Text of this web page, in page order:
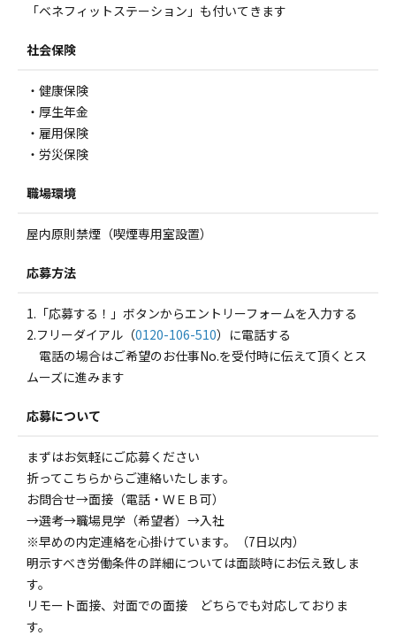
「ベネフィットステーション」も付いてきます
社会保険
・健康保険
・厚生年金
・雇用保険
・労災保険
職場環境
屋内原則禁煙（喫煙専用室設置）
応募方法
1.「応募する！」ボタンからエントリーフォームを入力する
2.フリーダイアル（0120-106-510）に電話する
電話の場合はご希望のお仕事No.を受付時に伝えて頂くとス
ムーズに進みます
応募について
まずはお気軽にご応募ください
折ってこちらからご連絡いたします。
お問合せ→面接（電話・ＷＥＢ可）
→選考→職場見学（希望者）→入社
※早めの内定連絡を心掛けています。（7日以内）
明示すべき労働条件の詳細については面談時にお伝え致しま
す。
リモート面接、対面での面接 どちらでも対応しておりま
す。